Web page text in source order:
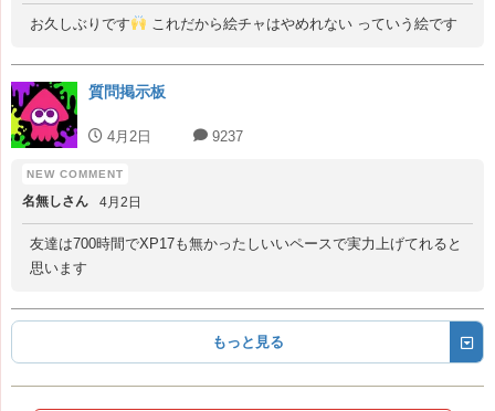
お久しぶりです これだから絵チャはやめれない っていう絵です
質問掲示板
4月2日 9237
名無しさん 4月2日
友達は700時間でXP17も無かったしいいペースで実力上げてれると
思います
もっと見る